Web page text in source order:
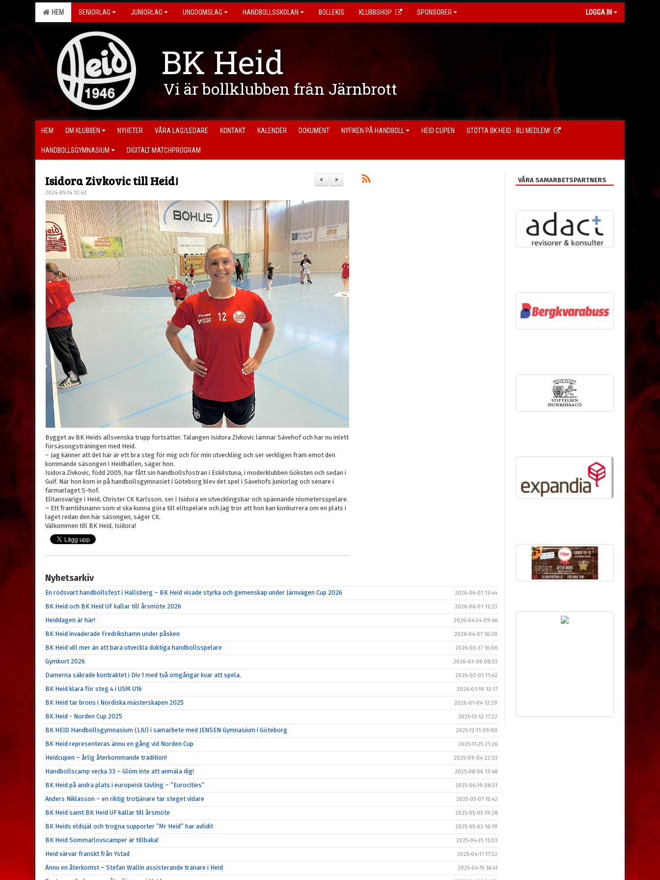
HEM SENIORLAG JUNIORLAG UNGDOMSLAG HANDBOLLSSKOLAN BOLLEKIS KLUBBSHOP SPONSORER LOGGA IN
BK Heid
Vi är bollklubben från Järnbrott
HEM OM KLUBBEN NYHETER VÅRA LAG/LEDARE KONTAKT KALENDER DOKUMENT NYFIKEN PÅ HANDBOLL HEID CUPEN STÖTTA BK HEID - BLI MEDLEM!
HANDBOLLSGYMNASIUM DIGITALT MATCHPROGRAM
>
<
Isidora Zivkovic till Heid!
2024-05-14 12:43
Bygget av BK Heids allsvenska trupp fortsätter. Talangen Isidora Zivkovic lämnar Sävehof och har nu inlett
försäsongsträningen med Heid.
– Jag känner att det här är ett bra steg för mig och för min utveckling och ser verkligen fram emot den
kommande säsongen i Heidhallen, säger hon.
Isidora Zivkovic, född 2005, har fått sin handbollsfostran i Eskilstuna, i moderklubben Göksten och sedan i
Guif. När hon kom in på handbollsgymnasiet i Göteborg blev det spel i Sävehofs juniorlag och senare i
farmarlaget S-hof.
Elitansvarige i Heid, Christer CK Karlsson, ser i Isidora en utvecklingsbar och spännande niometersspelare.
– Ett framtidsnamn som vi ska kunna göra till elitspelare och jag tror att hon kan konkurrera om en plats i
laget redan den här säsongen, säger CK.
Välkommen till BK Heid, Isidora!
Nyhetsarkiv
En rödsvart handbollsfest i Hallsberg – BK Heid visade styrka och gemenskap under Järnvägen Cup 2026 2026-06-01 13:44
BK Heid och BK Heid UF kallar till årsmöte 2026 2026-06-01 12:23
Heiddagen är här! 2026-04-24 09:46
BK Heid invaderade Fredrikshamn under påsken 2026-04-07 16:30
BK Heid vill mer än att bara utveckla duktiga handbollsspelare 2026-03-27 16:06
Gymkort 2026 2026-03-06 08:33
Damerna säkrade kontraktet i Div 1 med två omgångar kvar att spela. 2026-03-01 11:42
BK Heid klara för steg 4 i USM U16 2026-01-19 12:17
BK Heid tar brons i Nordiska mästerskapen 2025 2026-01-04 12:29
BK Heid - Norden Cup 2025 2025-12-12 17:22
BK HEID Handbollsgymnasium (LIU) i samarbete med JENSEN Gymnasium i Göteborg 2025-12-11 09:00
BK Heid representeras ännu en gång vid Norden Cup 2025-11-25 21:26
Heidcupen – årlig återkommande tradition! 2025-09-04 22:33
Handbollscamp vecka 33 – Glöm inte att anmäla dig! 2025-08-06 13:48
BK Heid på andra plats i europeisk tävling – ”Eurocities” 2025-06-19 08:31
Anders Niklasson – en riktig trotjänare tar steget vidare 2025-05-07 15:42
BK Heid samt BK Heid UF kallar till årsmöte 2025-05-05 19:28
BK Heids eldsjäl och trogna supporter ”Mr Heid” har avlidit 2025-05-03 16:19
BK Heid Sommarlovscamper är tillbaka! 2025-04-25 11:03
Heid värvar franskt från Ystad 2025-04-17 17:32
Ännu en återkomst – Stefan Wallin assisterande tränare i Heid 2025-04-15 16:41
VÅRA SAMARBETSPARTNERS